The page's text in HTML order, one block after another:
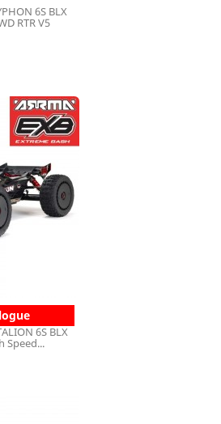
6S BLX
RTR V5
6S BLX
Speed...